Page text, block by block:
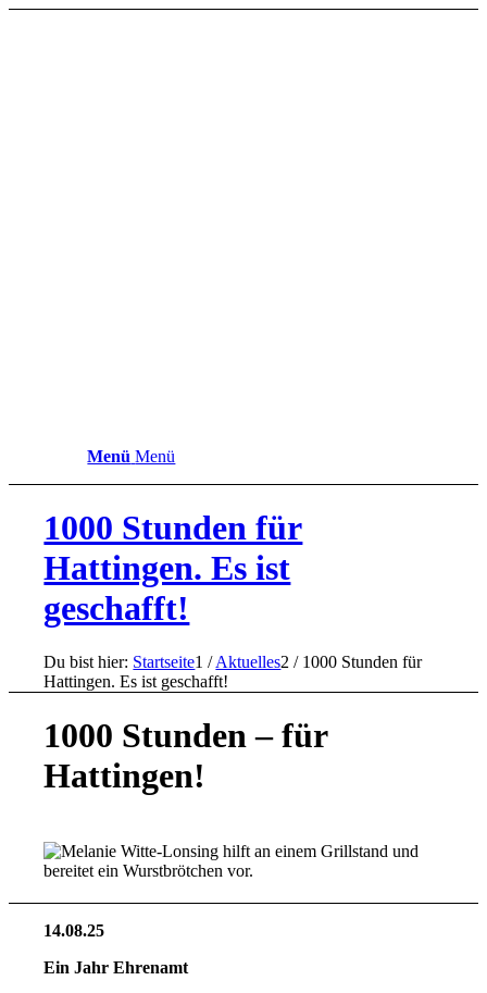
Menü Menü
1000 Stunden für
Hattingen. Es ist
geschafft!
Du bist hier: Startseite1 / Aktuelles2 / 1000 Stunden für
Hattingen. Es ist geschafft!
1000 Stunden – für
Hattingen!
14.08.25
Ein Jahr Ehrenamt